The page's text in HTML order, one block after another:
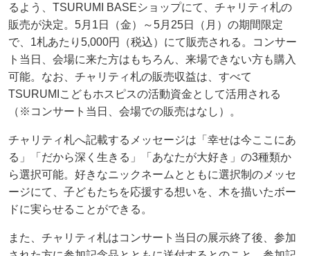
るよう、TSURUMI BASEショップにて、チャリティ札の
販売が決定。5月1日（金）～5月25日（月）の期間限定
で、1札あたり5,000円（税込）にて販売される。コンサー
ト当日、会場に来た方はもちろん、来場できない方も購入
可能。なお、チャリティ札の販売収益は、すべて
TSURUMIこどもホスピスの活動資金として活用される
（※コンサート当日、会場での販売はなし）。
チャリティ札へ記載するメッセージは「幸せは今ここにあ
る」「だから深く生きる」「あなたが大好き」の3種類か
ら選択可能。好きなニックネームとともに選択制のメッセ
ージにて、子どもたちを応援する想いを、木を描いたボー
ドに実らせることができる。
また、チャリティ札はコンサート当日の展示終了後、参加